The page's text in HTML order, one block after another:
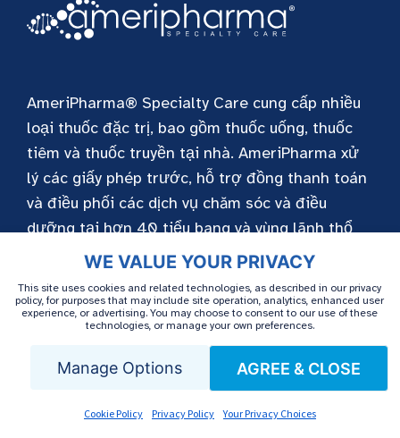
WE VALUE YOUR PRIVACY
This site uses cookies and related technologies, as described in our privacy
policy, for purposes that may include site operation, analytics, enhanced user
experience, or advertising. You may choose to consent to our use of these
technologies, or manage your own preferences.
Manage Options AGREE & CLOSE
Cookie Policy Privacy Policy Your Privacy Choices
AmeriPharma® Specialty Care cung cấp nhiều
loại thuốc đặc trị, bao gồm thuốc uống, thuốc
tiêm và thuốc truyền tại nhà. AmeriPharma xử
lý các giấy phép trước, hỗ trợ đồng thanh toán
và điều phối các dịch vụ chăm sóc và điều
dưỡng tại hơn 40 tiểu bang và vùng lãnh thổ
của Hoa Kỳ.
Điện thoại: (877) 778-0318
Số Fax: (877) 778-0399
[email protected]